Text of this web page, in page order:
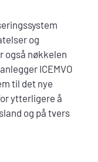
og
også nøkkelen
ICEMVO
til det nye
ytterligere å
og på tvers